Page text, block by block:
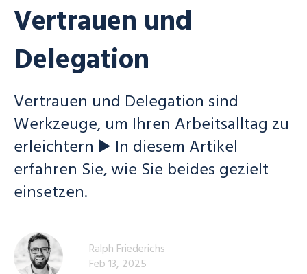
Vertrauen und
Delegation
Vertrauen und Delegation sind
Werkzeuge, um Ihren Arbeitsalltag zu
erleichtern ▶️ In diesem Artikel
erfahren Sie, wie Sie beides gezielt
einsetzen.
Ralph Friederichs
Feb 13, 2025